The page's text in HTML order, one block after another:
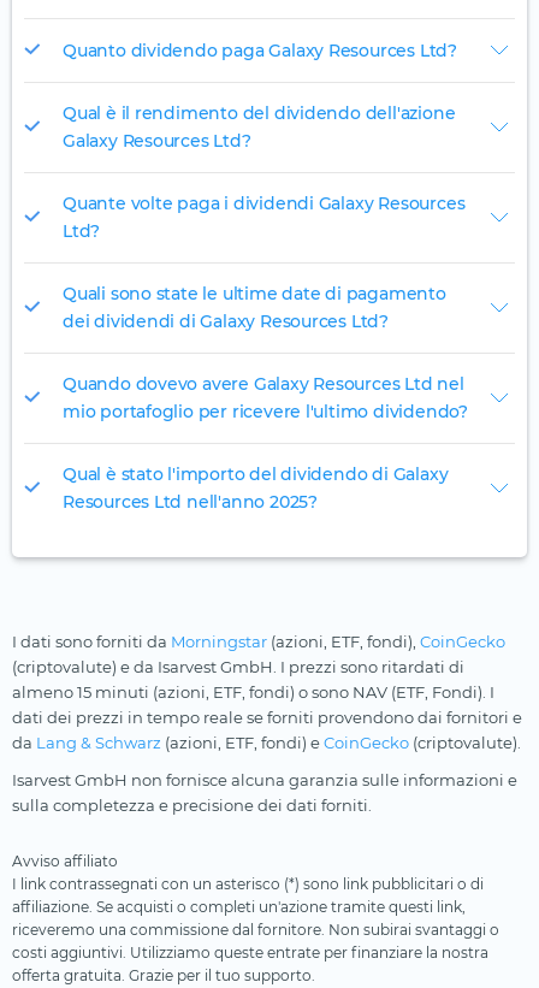
Quanto dividendo paga Galaxy Resources Ltd?
Qual è il rendimento del dividendo dell'azione
Galaxy Resources Ltd?
Quante volte paga i dividendi Galaxy Resources
Ltd?
Quali sono state le ultime date di pagamento
dei dividendi di Galaxy Resources Ltd?
Quando dovevo avere Galaxy Resources Ltd nel
mio portafoglio per ricevere l'ultimo dividendo?
Qual è stato l'importo del dividendo di Galaxy
Resources Ltd nell'anno 2025?
I dati sono forniti da Morningstar (azioni, ETF, fondi), CoinGecko
(criptovalute) e da Isarvest GmbH. I prezzi sono ritardati di
almeno 15 minuti (azioni, ETF, fondi) o sono NAV (ETF, Fondi). I
dati dei prezzi in tempo reale se forniti provendono dai fornitori e
da Lang & Schwarz (azioni, ETF, fondi) eCoinGecko (criptovalute).
Isarvest GmbH non fornisce alcuna garanzia sulle informazioni e
sulla completezza e precisione dei dati forniti.
Avviso affiliato
I link contrassegnati con un asterisco (*) sono link pubblicitari o di
affiliazione. Se acquisti o completi un'azione tramite questi link,
riceveremo una commissione dal fornitore. Non subirai svantaggi o
costi aggiuntivi. Utilizziamo queste entrate per finanziare la nostra
offerta gratuita. Grazie per il tuo supporto.